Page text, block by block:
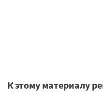
К этому материалу